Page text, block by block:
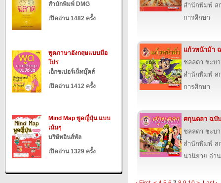
สำนักพิมพ์ DMG
เปิดอ่าน 1482 ครั้ง
พูดภาษาอังกฤษแบบมือ
โปร
เอ็กซเปอร์เน็ทบุ๊คส์
เปิดอ่าน 1412 ครั้ง
Mind Map พูดญี่ปุ่น แบบ
เน้นๆ
บริษัทอินส์พัล
เปิดอ่าน 1329 ครั้ง
สำนักพิมพ์ ส
การศึกษา
แก้วหน้าม้า
ชลลดา ชะบ
สำนักพิมพ์ ส
การศึกษา
ศกุนตลา ฉบั
ชลลดา ชะบ
สำนักพิมพ์ ส
นวนิยาย อ่า